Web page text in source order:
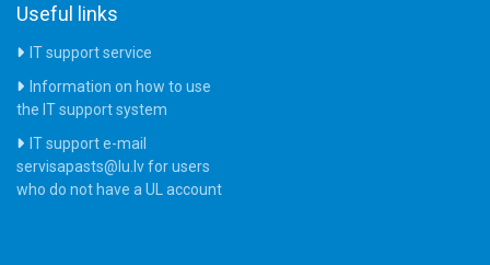
Useful links
IT support service
Information on how to use
the IT support system
IT support e-mail
servisapasts@lu.lv for users
who do not have a UL account